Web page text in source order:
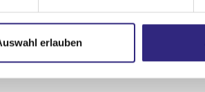
erlauben
der Steuerungstechnik. Durch